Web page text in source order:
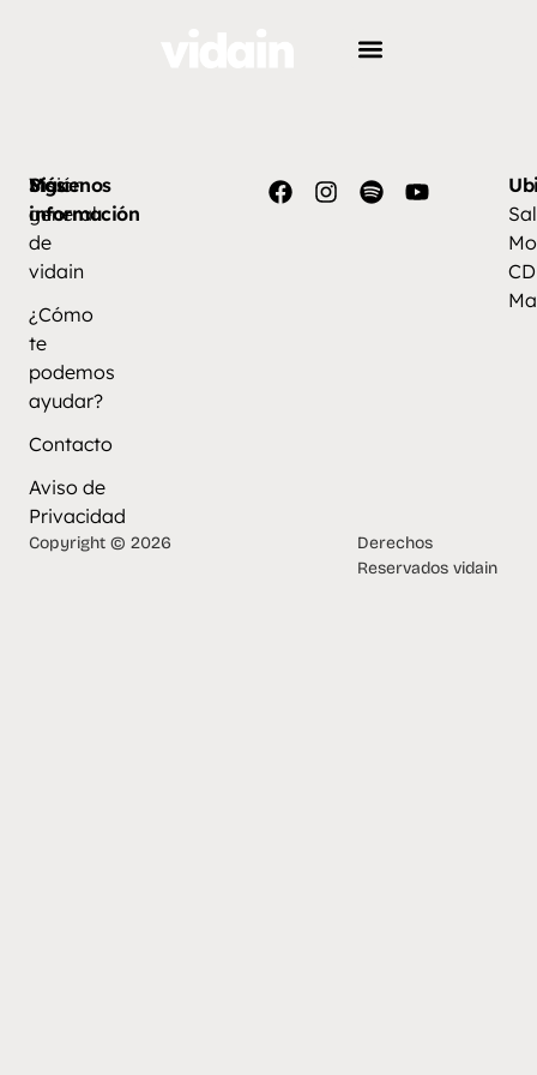
Más
información
Visión
general
de
vidain
¿Cómo
te
podemos
ayudar?
Contacto
Aviso de
Privacidad
Síguenos
Copyright © 2026
Derechos
Reservados vidain